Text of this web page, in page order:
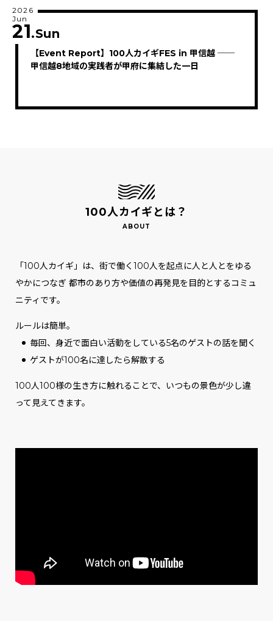
【Event Report】100人カイギFES in 甲信越 ──
甲信越8地域の実践者が甲府に集結した一日
2026
Jun
21.Sun
100人カイギとは？
「100人カイギ」は、街で働く100人を起点に人と人とをゆる
やかにつなぎ 都市のあり方や価値の再発見を目的とするコミュ
ニティです。
ルールは簡単。
毎回、身近で面白い活動をしている5名のゲストの話を聞く
ゲストが100名に達したら解散する
100人100様の生き方に触れることで、いつもの景色が少し違
って見えてきます。